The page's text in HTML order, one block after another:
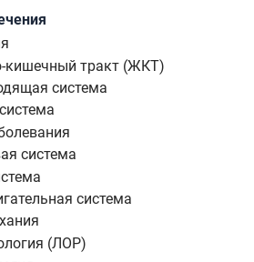
кишечный тракт (ЖКТ)
система
система
система
(ЛОР)